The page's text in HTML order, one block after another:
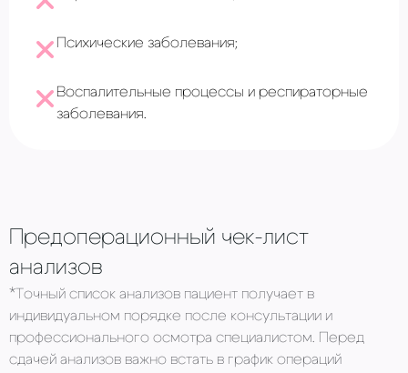
Психические заболевания;
Воспалительные процессы и респираторные
заболевания.
Предоперационный чек-лист
анализов
*Точный список анализов пациент получает в
индивидуальном порядке после консультации и
профессионального осмотра специалистом. Перед
сдачей анализов важно встать в график операций